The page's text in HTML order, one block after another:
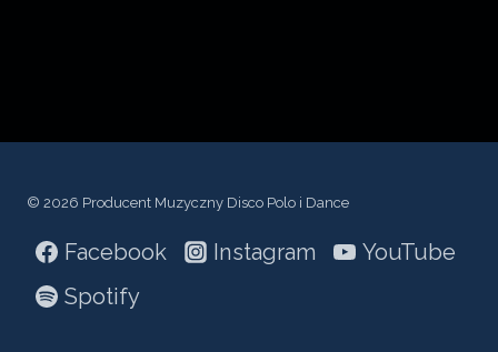
© 2026 Producent Muzyczny Disco Polo i Dance
Facebook Instagram
YouTube
Spotify